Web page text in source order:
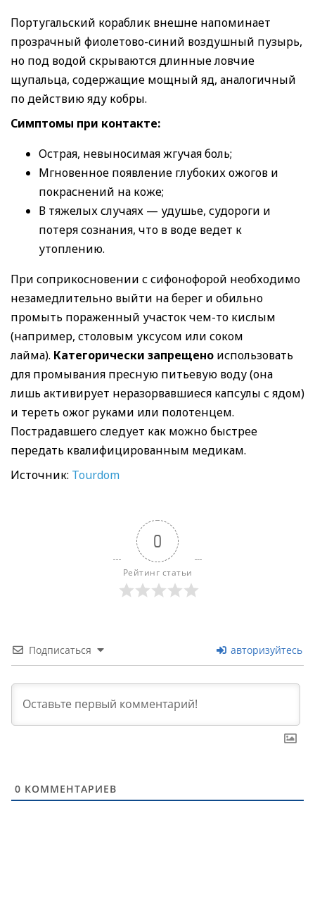
Португальский кораблик внешне напоминает
прозрачный фиолетово-синий воздушный пузырь,
но под водой скрываются длинные ловчие
щупальца, содержащие мощный яд, аналогичный
по действию яду кобры.
Симптомы при контакте:
Острая, невыносимая жгучая боль;
Мгновенное появление глубоких ожогов и
покраснений на коже;
В тяжелых случаях — удушье, судороги и
потеря сознания, что в воде ведет к
утоплению.
При соприкосновении с сифонофорой необходимо
незамедлительно выйти на берег и обильно
промыть пораженный участок чем-то кислым
(например, столовым уксусом или соком
лайма). Категорически запрещено использовать
для промывания пресную питьевую воду (она
лишь активирует неразорвавшиеся капсулы с ядом)
и тереть ожог руками или полотенцем.
Пострадавшего следует как можно быстрее
передать квалифицированным медикам.
Источник: Tourdom
0
Рейтинг статьи
Подписаться авторизуйтесь
0 КОММЕНТАРИЕВ